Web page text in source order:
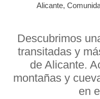
Alicante,
Descubrimos
transitadas y
de Alicante.
montañas y
en